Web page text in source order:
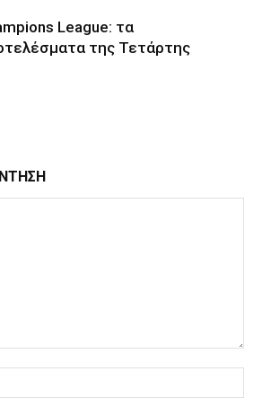
League: τα
της Τετάρτης